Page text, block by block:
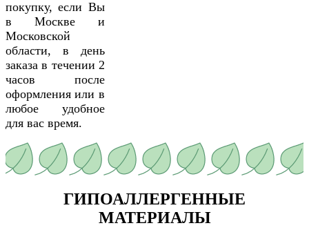
покупку, если Вы
в Москве и
Московской
области, в день
заказа в течении 2
часов после
оформления или в
любое удобное
для вас время.
ГИПОАЛЛЕРГЕННЫЕ
МАТЕРИАЛЫ